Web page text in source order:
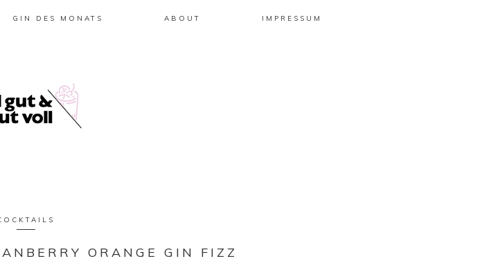
GIN DES MONATS ABOUT IMPRESSUM
ORANGE GIN FIZZ